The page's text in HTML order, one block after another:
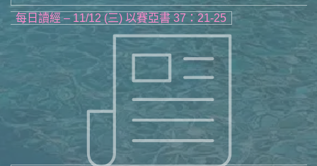
每日讀經 – 11/12 (三) 以賽亞書 37：21-25